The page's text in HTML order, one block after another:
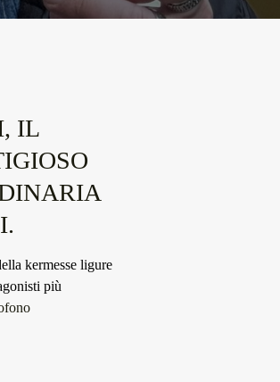
IL
kermesse ligure
più